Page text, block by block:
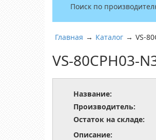
Поиск по
Главная → Каталог → VS-
VS-80CPH03-
Название:
Производитель:
Остаток на складе:
Описание: